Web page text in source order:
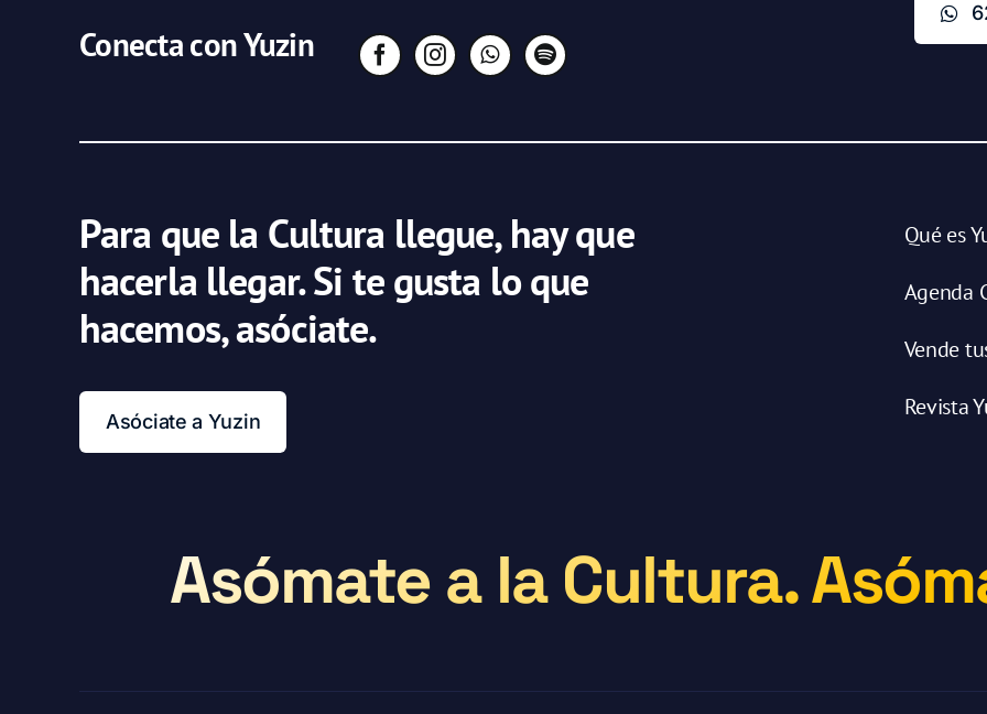
Conecta con Yuzin
Para que la Cultura llegue, hay que
hacerla llegar. Si te gusta lo que
hacemos, asóciate.
Asóciate a Yuzin
Qué es
Agenda
Vende
Revista
Asómate a la Cultura.